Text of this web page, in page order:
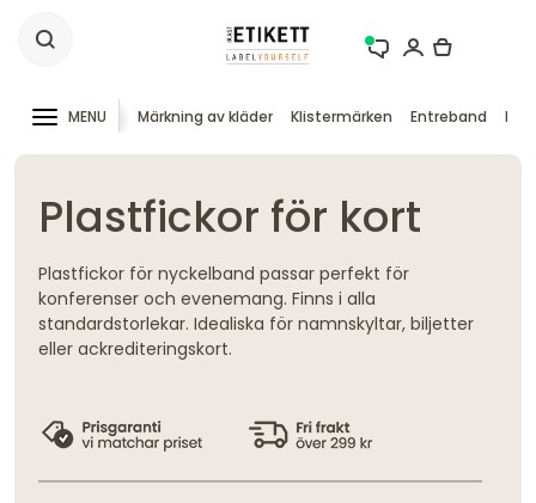
MENU Märkning av kläder Klistermärken Entreband RFID
Plastfickor för kort
Plastfickor för nyckelband passar perfekt för
konferenser och evenemang. Finns i alla
standardstorlekar. Idealiska för namnskyltar, biljetter
eller ackrediteringskort.